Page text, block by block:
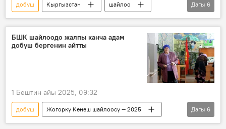
добуш Кыргызстан
шайлоо
КМШ
байкоочу
баа
Берүү
депутат
Жогорку Кеңеш шайлоосу — 2025
Дагы 6
БШК шайлоодо жалпы канча адам
добуш бергенин айтты
1 Бештин айы 2025, 09:32
добуш
Жогорку Кеңеш шайлоосу — 2025
Кыргызстан
Жогорку Кеңеш
Дагы 6